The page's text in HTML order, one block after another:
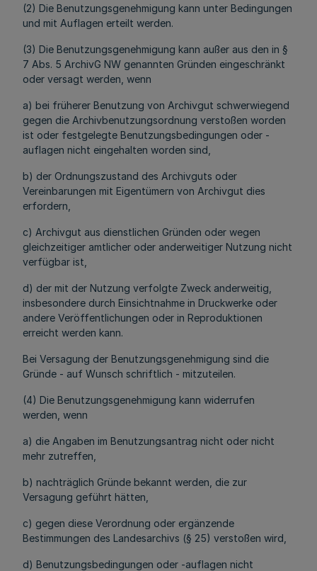
(2) Die Benutzungsgenehmigung kann unter Bedingungen
und mit Auflagen erteilt werden.
(3) Die Benutzungsgenehmigung kann außer aus den in §
7 Abs. 5 ArchivG NW genannten Gründen eingeschränkt
oder versagt werden, wenn
a) bei früherer Benutzung von Archivgut schwerwiegend
gegen die Archivbenutzungsordnung verstoßen worden
ist oder festgelegte Benutzungsbedingungen oder -
auflagen nicht eingehalten worden sind,
b) der Ordnungszustand des Archivguts oder
Vereinbarungen mit Eigentümern von Archivgut dies
erfordern,
c) Archivgut aus dienstlichen Gründen oder wegen
gleichzeitiger amtlicher oder anderweitiger Nutzung nicht
verfügbar ist,
d) der mit der Nutzung verfolgte Zweck anderweitig,
insbesondere durch Einsichtnahme in Druckwerke oder
andere Veröffentlichungen oder in Reproduktionen
erreicht werden kann.
Bei Versagung der Benutzungsgenehmigung sind die
Gründe - auf Wunsch schriftlich - mitzuteilen.
(4) Die Benutzungsgenehmigung kann widerrufen
werden, wenn
a) die Angaben im Benutzungsantrag nicht oder nicht
mehr zutreffen,
b) nachträglich Gründe bekannt werden, die zur
Versagung geführt hätten,
c) gegen diese Verordnung oder ergänzende
Bestimmungen des Landesarchivs (§ 25) verstoßen wird,
d) Benutzungsbedingungen oder -auflagen nicht